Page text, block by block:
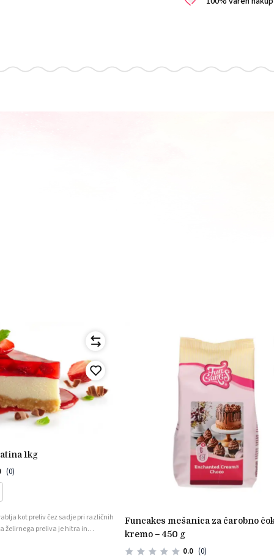
1kg
(0)
kot preliv čez sadje pri različnih
želirnega preliva je hitra in
funcakes mešanica za čarobno čokoladno
kremo – 450 g
0.0 (0)